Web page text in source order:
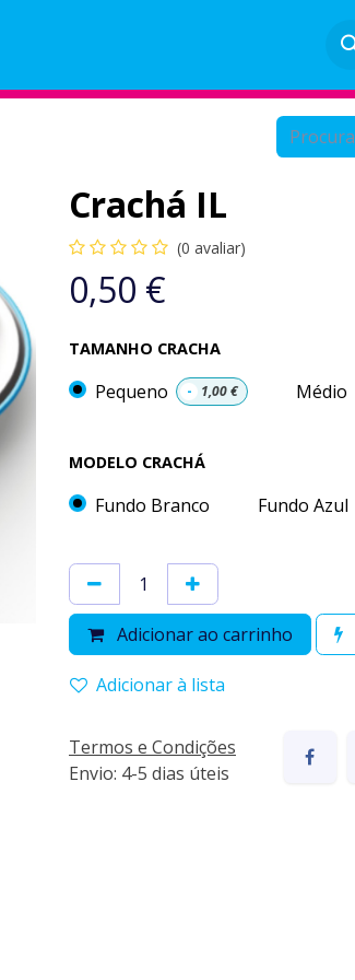
Crachá IL
(0 avaliar)
0,50 €
TAMANHO CRACHA
Pequeno - 1,00€ Médio
MODELO CRACHÁ
Fundo Branco Fundo Azul
Adicionar ao carrinho
Adicionar à lista
Termos e Condições
Envio: 4-5 dias úteis